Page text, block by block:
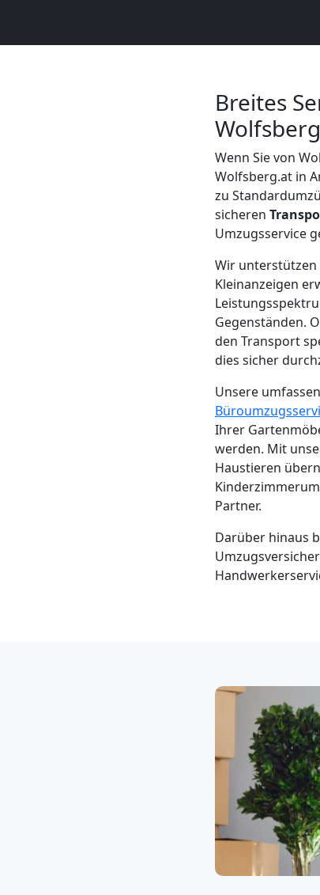
Breites
Wenn Sie von
Wolfsberg.at in
zu
sicheren
Umzugsservice
Wir unterstützen
Kleinanzeigen
Gegenständen.
den Transport
dies sicher
Unsere
Ihrer
werden. Mit
Haustieren
Partner.
Darüber hinaus
Wolfsberg
Klaviertransport